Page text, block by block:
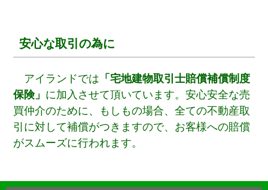
安心な取引の為に
アイランドでは 「宅地建物取引士賠償補償制度
保険」 に加入させて頂いています。安心安全な売
買仲介のために、もしもの場合、全ての不動産取
引に対して補償がつきますので、お客様への賠償
がスムーズに行われます。